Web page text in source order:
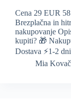
Cena 29 EUR
Brezplačna in
nakupovanje
kupiti? 🎁
Dostava ⚡️1-2
Mia